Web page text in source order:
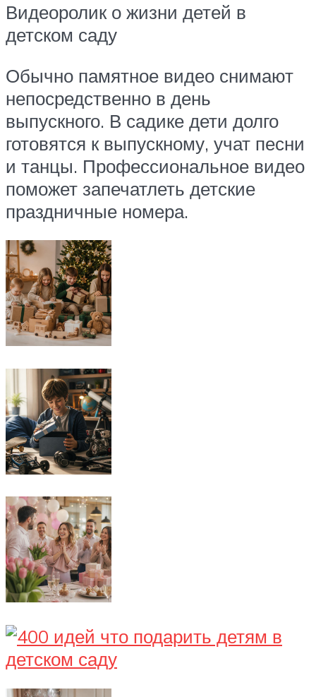
Видеоролик о жизни детей в
детском саду
Обычно памятное видео снимают
непосредственно в день
выпускного. В садике дети долго
готовятся к выпускному, учат песни
и танцы. Профессиональное видео
поможет запечатлеть детские
праздничные номера.